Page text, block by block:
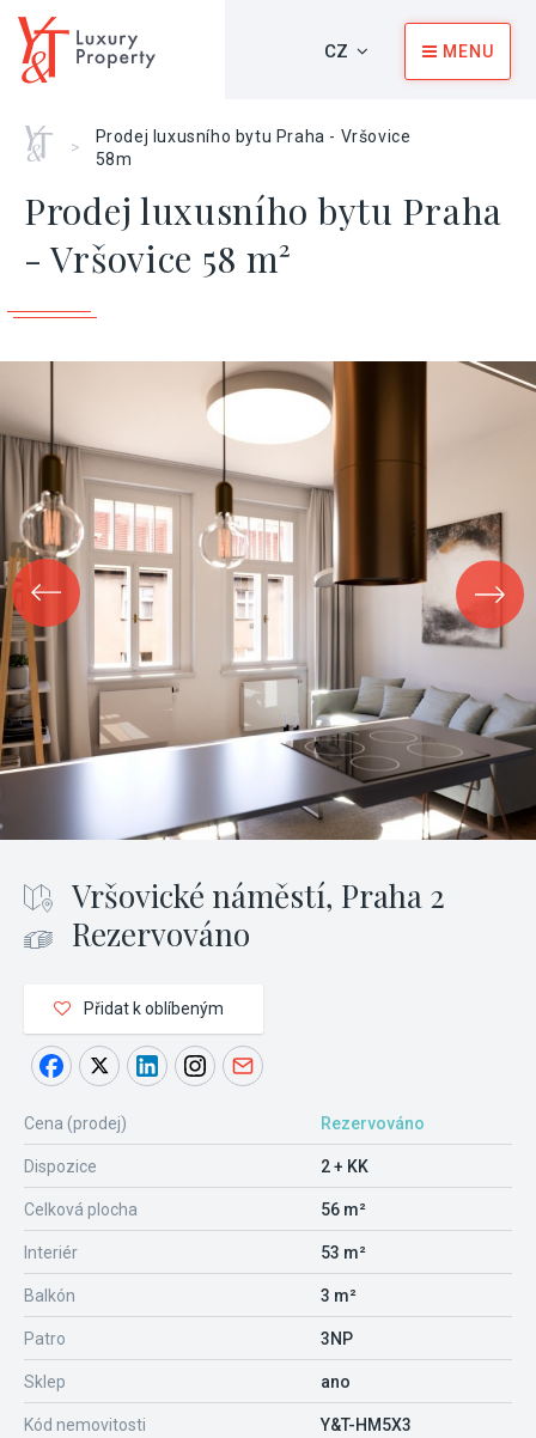
CZ MENU
Home
>
Prodej luxusního bytu Praha - Vršovice
58m
Prodej luxusního bytu Praha
- Vršovice 58 m²
Vršovické náměstí, Praha 2
Rezervováno
Přidat k oblíbeným
Cena (prodej) Rezervováno
Dispozice 2 + KK
Celková plocha 56 m²
Interiér 53 m²
Balkón 3 m²
Patro 3NP
Sklep ano
Kód nemovitosti Y&T-HM5X3